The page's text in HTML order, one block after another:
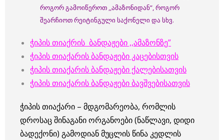
როგორ გამოიწეროთ ,,ამაზონიდან”, როგორ
შეარჩიოთ რეიტინგული საქონელი და სხვ.
ჭიპის თიაქრის ბანდაჟები ,,ამაზონზე”
ჭიპის თიაქარის ბანდაჟები კაცებისთვის
ჭიპის თიაქარის ბანდაჟები ქალებისათვის
ჭიპის თიაქარის ბანდაჟები ბავშვებისათვის
ჭიპის თიაქარი – მდგომარეობა, რომლის
დროსაც შინაგანი ორგანოები (ნაწლავი, დიდი
ბადექონი) გამოდიან მუცლის წინა კედლის